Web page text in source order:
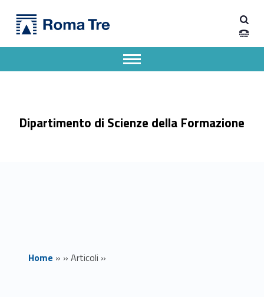
In memoria di Antonio Cocozza. Sociologia del lavoro, cultura organizzativa, etica e responsabilità. - Dipartimento di Scienze della Formazione
Dipartimento di Scienze della Formazione dell'Università degli Studi Roma Tre
Dipartimento di Scienze della Formazione
Apri il menu secondario
Header info sidebar
Home » » Articoli »